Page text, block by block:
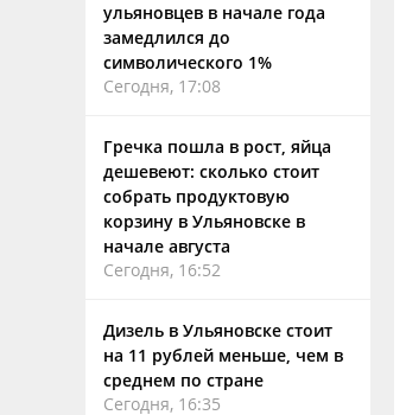
ульяновцев в начале года
замедлился до
символического 1%
Сегодня, 17:08
Гречка пошла в рост, яйца
дешевеют: сколько стоит
собрать продуктовую
корзину в Ульяновске в
начале августа
Сегодня, 16:52
Дизель в Ульяновске стоит
на 11 рублей меньше, чем в
среднем по стране
Сегодня, 16:35